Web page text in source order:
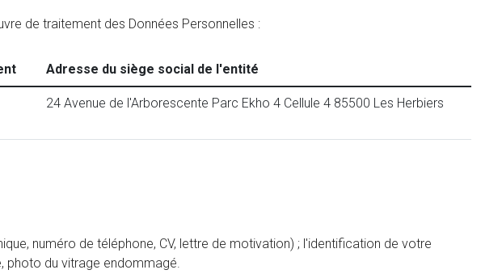
de traitement des Données Personnelles :
Adresse du siège social de l'entité
24 Avenue de l'Arborescente Parc Ekho 4 Cellule 4 85500 Les Herbiers
numéro de téléphone, CV, lettre de motivation) ; l'identification de votre
photo du vitrage endommagé.